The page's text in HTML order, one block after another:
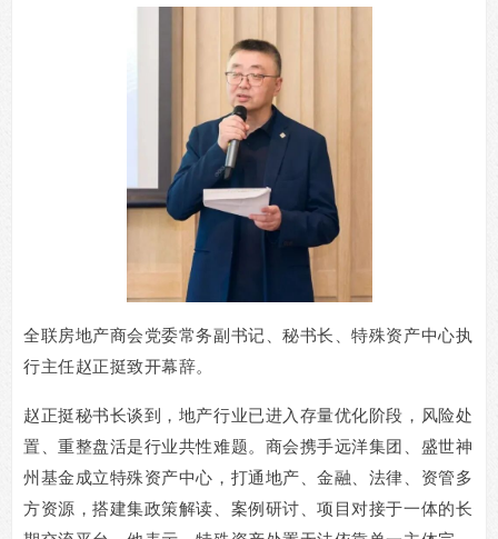
全联房地产商会党委常务副书记、秘书长、特殊资产中心执
行主任赵正挺致开幕辞。
赵正挺秘书长谈到，地产行业已进入存量优化阶段，风险处
置、重整盘活是行业共性难题。商会携手远洋集团、盛世神
州基金成立特殊资产中心，打通地产、金融、法律、资管多
方资源，搭建集政策解读、案例研讨、项目对接于一体的长